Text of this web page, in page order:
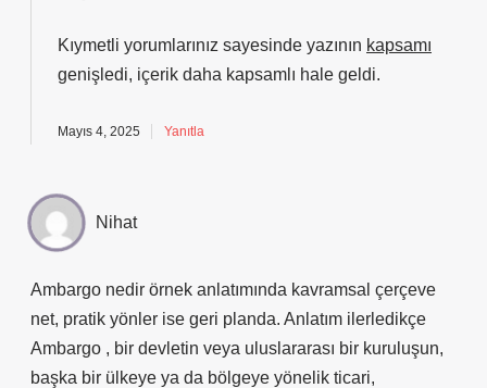
Kıymetli yorumlarınız sayesinde yazının kapsamı
genişledi, içerik daha kapsamlı hale geldi.
Mayıs 4, 2025 Yanıtla
Nihat
Ambargo nedir örnek anlatımında kavramsal çerçeve
net, pratik yönler ise geri planda. Anlatım ilerledikçe
Ambargo , bir devletin veya uluslararası bir kuruluşun,
başka bir ülkeye ya da bölgeye yönelik ticari,